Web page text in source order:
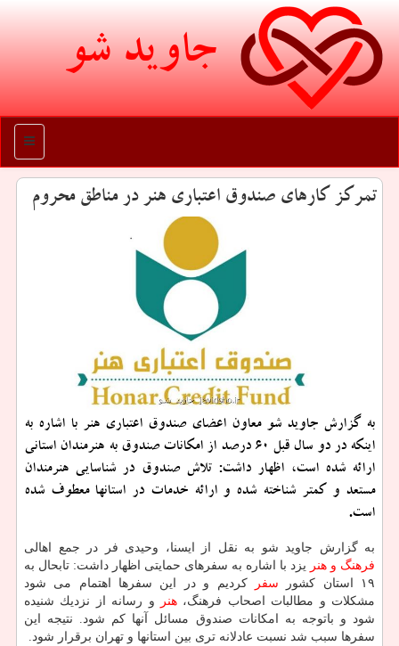
جاوید شو
منو
تمركز كارهای صندوق اعتباری هنر در مناطق محروم
به گزارش جاوید شو معاون اعضای صندوق اعتباری هنر با اشاره به
اینكه در دو سال قبل 60 درصد از امكانات صندوق به هنرمندان استانی
ارائه شده است، اظهار داشت: تلاش صندوق در شناسایی هنرمندان
مستعد و كمتر شناخته شده و ارائه خدمات در استانها معطوف شده
است.
به گزارش جاوید شو به نقل از ایسنا، وحیدی فر در جمع اهالی
فرهنگ و هنر یزد با اشاره به سفرهای حمایتی اظهار داشت: تابحال به
۱۹ استان كشور
سفر
كردیم و در این سفرها اهتمام می شود
مشكلات و مطالبات اصحاب فرهنگ، هنر
و رسانه از نزدیك شنیده
شود و باتوجه به امكانات صندوق مسائل آنها كم شود. نتیجه این
سفرها سبب شد نسبت عادلانه تری بین استانها و تهران برقرار شود.